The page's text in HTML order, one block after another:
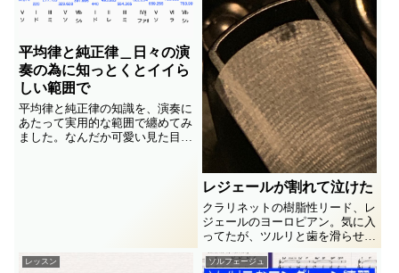
ントカシタイとなる出来事。症例
を色々と思いだして原因と解決策
平均律と純正律＿日々の演
奏の為に知っとくとイイら
しい範囲で
平均律と純正律の知識を、演奏に
あたって実用的な範囲で纏めてみ
ました。なんだか可愛い見た目の
レジェールが割れて泣けた
クラリネットの樹脂性リード、レ
ジェールのヨーロピアン。気に入
ってたが、ツルリと歯を滑らせて
メキッパリっと裂け目を作ってし
まった、、なんて日だ。。
レッスン ソルフェージュ